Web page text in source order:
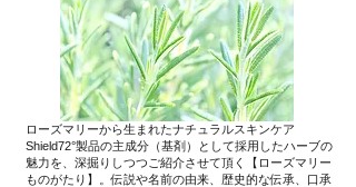
ローズマリーから生まれたナチュラルスキンケア
Shield72°製品の主成分（基剤）として採用したハーブの
魅力を、深掘りしつつご紹介させて頂く【ローズマリー
ものがたり】。伝説や名前の由来、歴史的な伝承、口承